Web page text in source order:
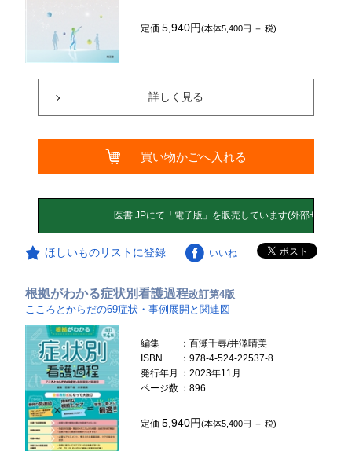
定価5,940円(本体5,400円 ＋ 税)
詳しく見る
買い物かごへ入れる
ほしいものリストに登録 いいね
根拠がわかる症状別看護過程改訂第4版
こころとからだの69症状・事例展開と関連図
編集
：百瀬千尋/井澤晴美
ISBN
：978-4-524-22537-8
発行年月
：2023年11月
ページ数 ：896
定価5,940円(本体5,400円 ＋ 税)